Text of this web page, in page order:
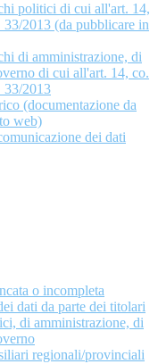
politici di cui all'art. 14,
2013 (da pubblicare in
di amministrazione, di
di cui all'art. 14, co.
33/2013
(documentazione da
web)
dei dati
o incompleta
dati da parte dei titolari
di amministrazione, di
regionali/provinciali